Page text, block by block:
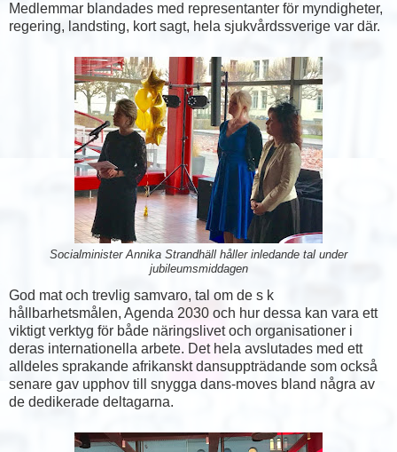
Medlemmar blandades med representanter för myndigheter,
regering, landsting, kort sagt, hela sjukvårdssverige var där.
Socialminister Annika Strandhäll håller inledande tal under
jubileumsmiddagen
God mat och trevlig samvaro, tal om de s k
hållbarhetsmålen, Agenda 2030 och hur dessa kan vara ett
viktigt verktyg för både näringslivet och organisationer i
deras internationella arbete. Det hela avslutades med ett
alldeles sprakande afrikanskt dansuppträdande som också
senare gav upphov till snygga dans-moves bland några av
de dedikerade deltagarna.